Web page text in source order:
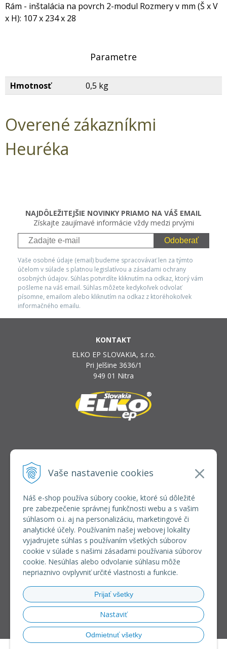
Vaše nastavenie cookies
Náš e-shop používa súbory cookie, ktoré sú dôležité
pre zabezpečenie správnej funkčnosti webu a s vašim
súhlasom o.i. aj na personalizáciu, marketingové či
analytické účely. Používaním našej webovej lokality
vyjadrujete súhlas s používaním všetkých súborov
cookie v súlade s našimi zásadami používania súborov
cookie. Nesúhlas alebo odvolanie súhlasu môže
nepriaznivo ovplyvniť určité vlastnosti a funkcie.
Prijať všetky
Nastaviť
Odmietnuť všetky
Rám - inštalácia na povrch 2-modul Rozmery v mm (Š x V
x H): 107 x 234 x 28
Parametre
Hmotnosť 0,5 kg
Overené zákazníkmi
Heuréka
NAJDÔLEŽITEJŠIE NOVINKY PRIAMO NA VÁŠ EMAIL
Získajte zaujímavé informácie vždy medzi prvými
Odoberať
Vaše osobné údaje (email) budeme spracovávať len za týmto
účelom v súlade s platnou legislatívou a zásadami ochrany
osobných údajov. Súhlas potvrdíte kliknutím na odkaz, ktorý vám
pošleme na váš email. Súhlas môžete kedykoľvek odvolať
písomne, emailom alebo kliknutím na odkaz z ktoréhokoľvek
informačného emailu.
KONTAKT
ELKO EP SLOVAKIA, s.r.o.
Pri Jelšine 3636/1
949 01 Nitra
INFOLINKA
+421 37 6586 731
VŠETKO O NÁKUPE
REGISTRÁCIA VEĽKOOBCHOD
Formulár na odsúpenie od zmluvy
Doprava a platba
Všeobecné obchodné podmienky
Reklamačný poriadok
Používanie súborov cookies
Riešenie sporov online (RSO)